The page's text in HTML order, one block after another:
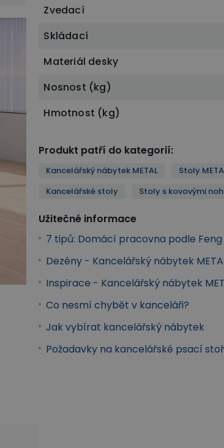
Zvedací
Skládací
Materiál desky
Nosnost (kg)
Hmotnost (kg)
Produkt patří do kategorií:
Kancelářský nábytek METAL Stoly
Kancelářské stoly
Stoly s kovovými
Užitečné informace
7 tipů: Domácí pracovna podle Feng
Dezény - Kancelářský nábytek
Inspirace - Kancelářský nábytek
Co nesmí chybět v kanceláři?
Jak vybírat kancelářský nábytek
Požadavky na kancelářské psací